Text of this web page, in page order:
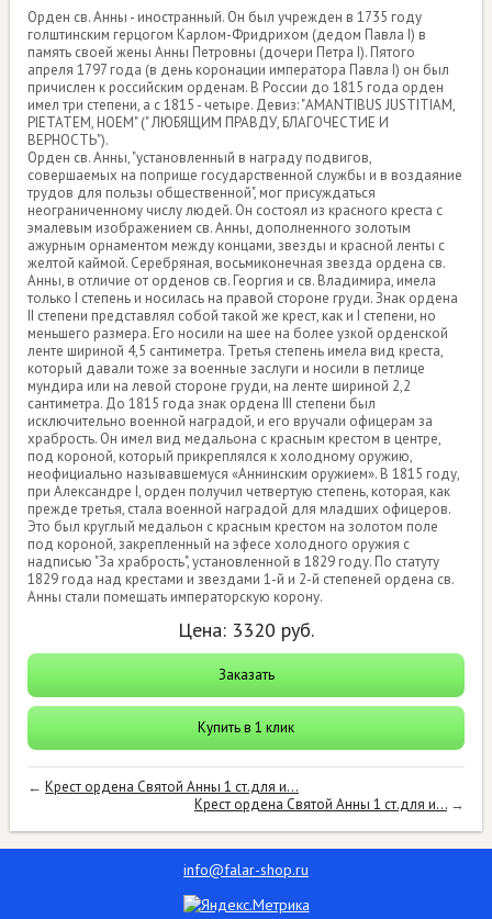
Орден св. Анны - иностранный. Он был учрежден в 1735 году
голштинским герцогом Карлом-Фридрихом (дедом Павла I) в
память своей жены Анны Петровны (дочери Петра I). Пятого
апреля 1797 года (в день коронации императора Павла I) он был
причислен к российским орденам. В России до 1815 года орден
имел три степени, а с 1815 - четыре. Девиз: "AMANTIBUS JUSTITIAM,
PIETATEM, НОЕМ" (" ЛЮБЯЩИМ ПРАВДУ, БЛАГОЧЕСТИЕ И
ВЕРНОСТЬ").
Орден св. Анны, "установленный в награду подвигов,
совершаемых на поприще государственной службы и в воздаяние
трудов для пользы общественной", мог присуждаться
неограниченному числу людей. Он состоял из красного креста с
эмалевым изображением св. Анны, дополненного золотым
ажурным орнаментом между концами, звезды и красной ленты с
желтой каймой. Серебряная, восьмиконечная звезда ордена св.
Анны, в отличие от орденов св. Георгия и св. Владимира, имела
только I степень и носилась на правой стороне груди. Знак ордена
II степени представлял собой такой же крест, как и I степени, но
меньшего размера. Его носили на шее на более узкой орденской
ленте шириной 4,5 сантиметра. Третья степень имела вид креста,
который давали тоже за военные заслуги и носили в петлице
мундира или на левой стороне груди, на ленте шириной 2,2
сантиметра. До 1815 года знак ордена III степени был
исключительно военной наградой, и его вручали офицерам за
храбрость. Он имел вид медальона с красным крестом в центре,
под короной, который прикреплялся к холодному оружию,
неофициально называвшемуся «Аннинским оружием». В 1815 году,
при Александре I, орден получил четвертую степень, которая, как
прежде третья, стала военной наградой для младших офицеров.
Это был круглый медальон с красным крестом на золотом поле
под короной, закрепленный на эфесе холодного оружия с
надписью "За храбрость", установленной в 1829 году. По статуту
1829 года над крестами и звездами 1-й и 2-й степеней ордена св.
Анны стали помещать императорскую корону.
Цена: 3320 руб.
Заказать
Купить в 1 клик
←Крест ордена Святой Анны 1 ст.для и...
Крест ордена Святой Анны 1 ст.для и...→
info@falar-shop.ru